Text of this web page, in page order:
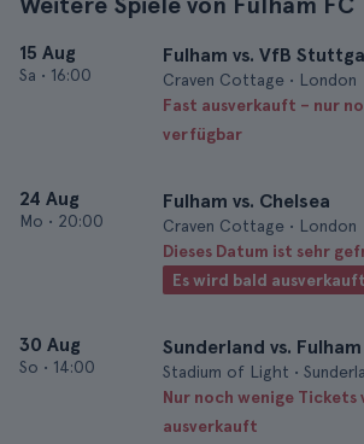
15 Aug
Sa • 16:00
Fulham vs. VfB
Craven Cottage • London
Fast ausverkauft – nur
verfügbar
24 Aug
Mo • 20:00
Fulham vs. Chelsea
Craven Cottage • London
Dieses Datum ist sehr
Es wird bald
30 Aug
So • 14:00
Sunderland vs. Fulham
Stadium of Light •
Nur noch wenige Tickets
ausverkauft